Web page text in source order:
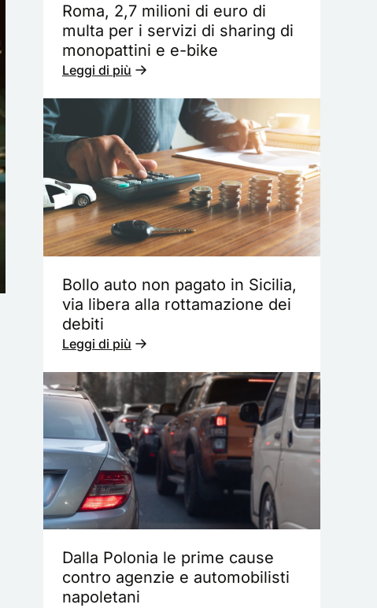
Roma, 2,7 milioni di euro di
multa per i servizi di sharing di
monopattini e e-bike
Leggi di più
Bollo auto non pagato in Sicilia,
via libera alla rottamazione dei
debiti
Leggi di più
Dalla Polonia le prime cause
contro agenzie e automobilisti
napoletani